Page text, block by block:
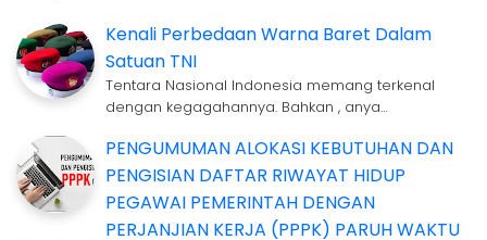
Kenali Perbedaan Warna Baret Dalam
Satuan TNI
Tentara Nasional Indonesia memang terkenal
dengan kegagahannya. Bahkan , anya…
PENGUMUMAN ALOKASI KEBUTUHAN DAN
PENGISIAN DAFTAR RIWAYAT HIDUP
PEGAWAI PEMERINTAH DENGAN
PERJANJIAN KERJA (PPPK) PARUH WAKTU